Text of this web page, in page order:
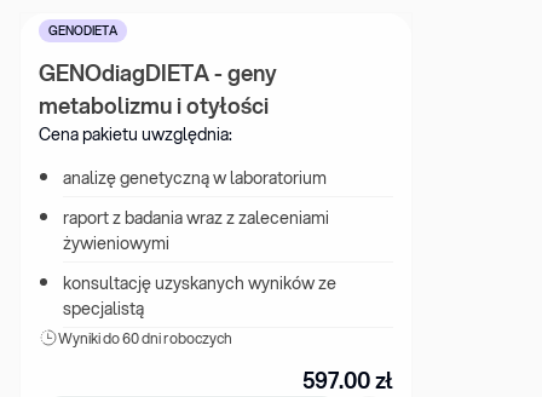
GENODIETA
GENOdiagDIETA - geny
metabolizmu i otyłości
Cena pakietu uwzględnia:
analizę genetyczną w laboratorium
raport z badania wraz z zaleceniami
żywieniowymi
konsultację uzyskanych wyników ze
specjalistą
Wyniki do 60 dni roboczych
597.00zł